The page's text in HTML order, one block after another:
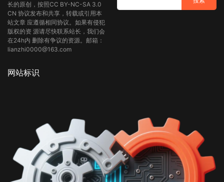
长的原创，按照CC BY-NC-SA 3.0
CN 协议发布和共享，转载或引用本
站文章 应遵循相同协议。如果有侵犯
版权的资 源请尽快联系站长，我们会
在24h内 删除有争议的资源。邮箱：
lianzhi0000@163.com
网站标识